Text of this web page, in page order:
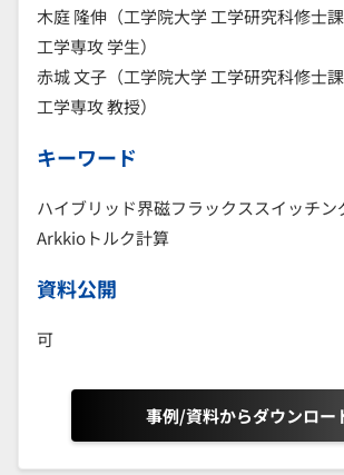
木庭 隆伸（工学院大学 工学研究科修士
工学専攻 学生）
赤城 文子（工学院大学 工学研究科修士
工学専攻 教授）
キーワード
ハイブリッド界磁フラックススイッチン
Arkkioトルク計算
資料公開
可
事例/資料からダウンロー